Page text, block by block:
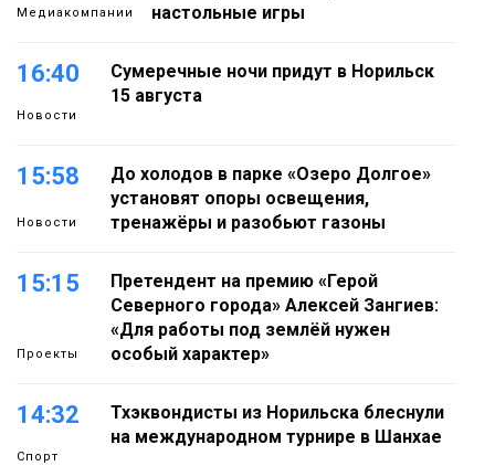
Медиакомпании
настольные игры
16:40
Новости
Сумеречные ночи придут в Норильск
15 августа
15:58
Новости
До холодов в парке «Озеро Долгое»
установят опоры освещения,
тренажёры и разобьют газоны
15:15
Проекты
Претендент на премию «Герой
Северного города» Алексей Зангиев:
«Для работы под землёй нужен
особый характер»
14:32
Спорт
Тхэквондисты из Норильска блеснули
на международном турнире в Шанхае